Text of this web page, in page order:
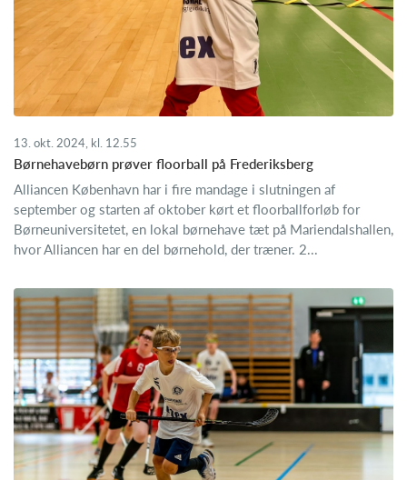
13. okt. 2024, kl. 12.55
Børnehavebørn prøver floorball på Frederiksberg
Alliancen København har i fire mandage i slutningen af
september og starten af oktober kørt et floorballforløb for
Børneuniversitetet, en lokal børnehave tæt på Mariendalshallen,
hvor Alliancen har en del børnehold, der træner. 2...